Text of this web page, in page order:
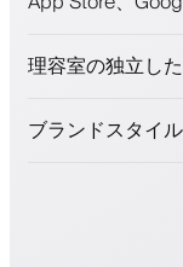
支払い、保
ロイヤリテ
プッシュ
理容室の独立し
ブランドスタイ